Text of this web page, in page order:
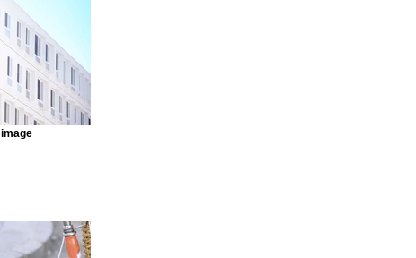
connect this